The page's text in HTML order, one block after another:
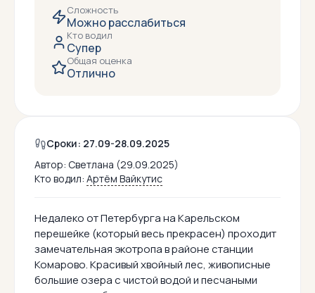
Сложность
Можно расслабиться
Кто водил
Супер
Общая оценка
Отлично
Сроки: 27.09-28.09.2025
Автор: Светлана (29.09.2025)
Кто водил: Артём Вайкутис
Недалеко от Петербурга на Карельском
перешейке (который весь прекрасен) проходит
замечательная экотропа в районе станции
Комарово. Красивый хвойный лес, живописные
большие озера с чистой водой и песчаными